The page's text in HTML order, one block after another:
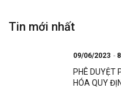
Tin mới nhất
09/06/2023
PHÊ DUYỆT
HÓA QUY